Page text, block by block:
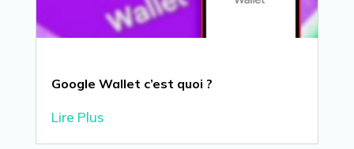
Google Wallet c’est quoi ?
Lire Plus